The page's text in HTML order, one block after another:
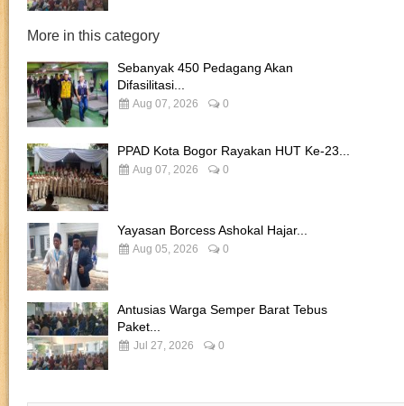
More in this category
Sebanyak 450 Pedagang Akan
Difasilitasi...
Aug 07, 2026 0
PPAD Kota Bogor Rayakan HUT Ke-23...
Aug 07, 2026 0
Yayasan Borcess Ashokal Hajar...
Aug 05, 2026 0
Antusias Warga Semper Barat Tebus
Paket...
Jul 27, 2026 0